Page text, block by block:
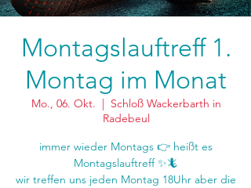
Montagslauftreff 1.
Montag im Monat
Mo., 06. Okt.
  |
Schloß Wackerbarth in
Radebeul
immer wieder Montags 👉 heißt es
Montagslauftreff ✨🦎
wir treffen uns jeden Montag 18Uhr aber die